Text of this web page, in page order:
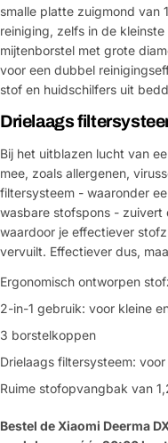
smalle platte zuigmond van
reiniging, zelfs in de
mijtenborstel met grote
voor een dubbel
stof en huidschilfers uit
Drielaags
Bij het uitblazen lucht van
mee, zoals allergenen,
filtersysteem - waaronder
wasbare stofspons - zuivert
waardoor je effectiever
vervuilt. Effectiever dus,
Ergonomisch ontworpen
2-in-1 gebruik: voor kleine
3 borstelkoppen
Drielaags filtersysteem:
Ruime stofopvangbak van
Bestel de Xiaomi Deerma
Jouw
Jouw